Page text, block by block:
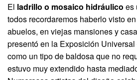
El ladrillo o mosaico hidráulico es
todos recordaremos haberlo visto
abuelos, en viejas mansiones y
presentó en la Exposición
como un tipo de baldosa que no
estuvo muy extendido hasta